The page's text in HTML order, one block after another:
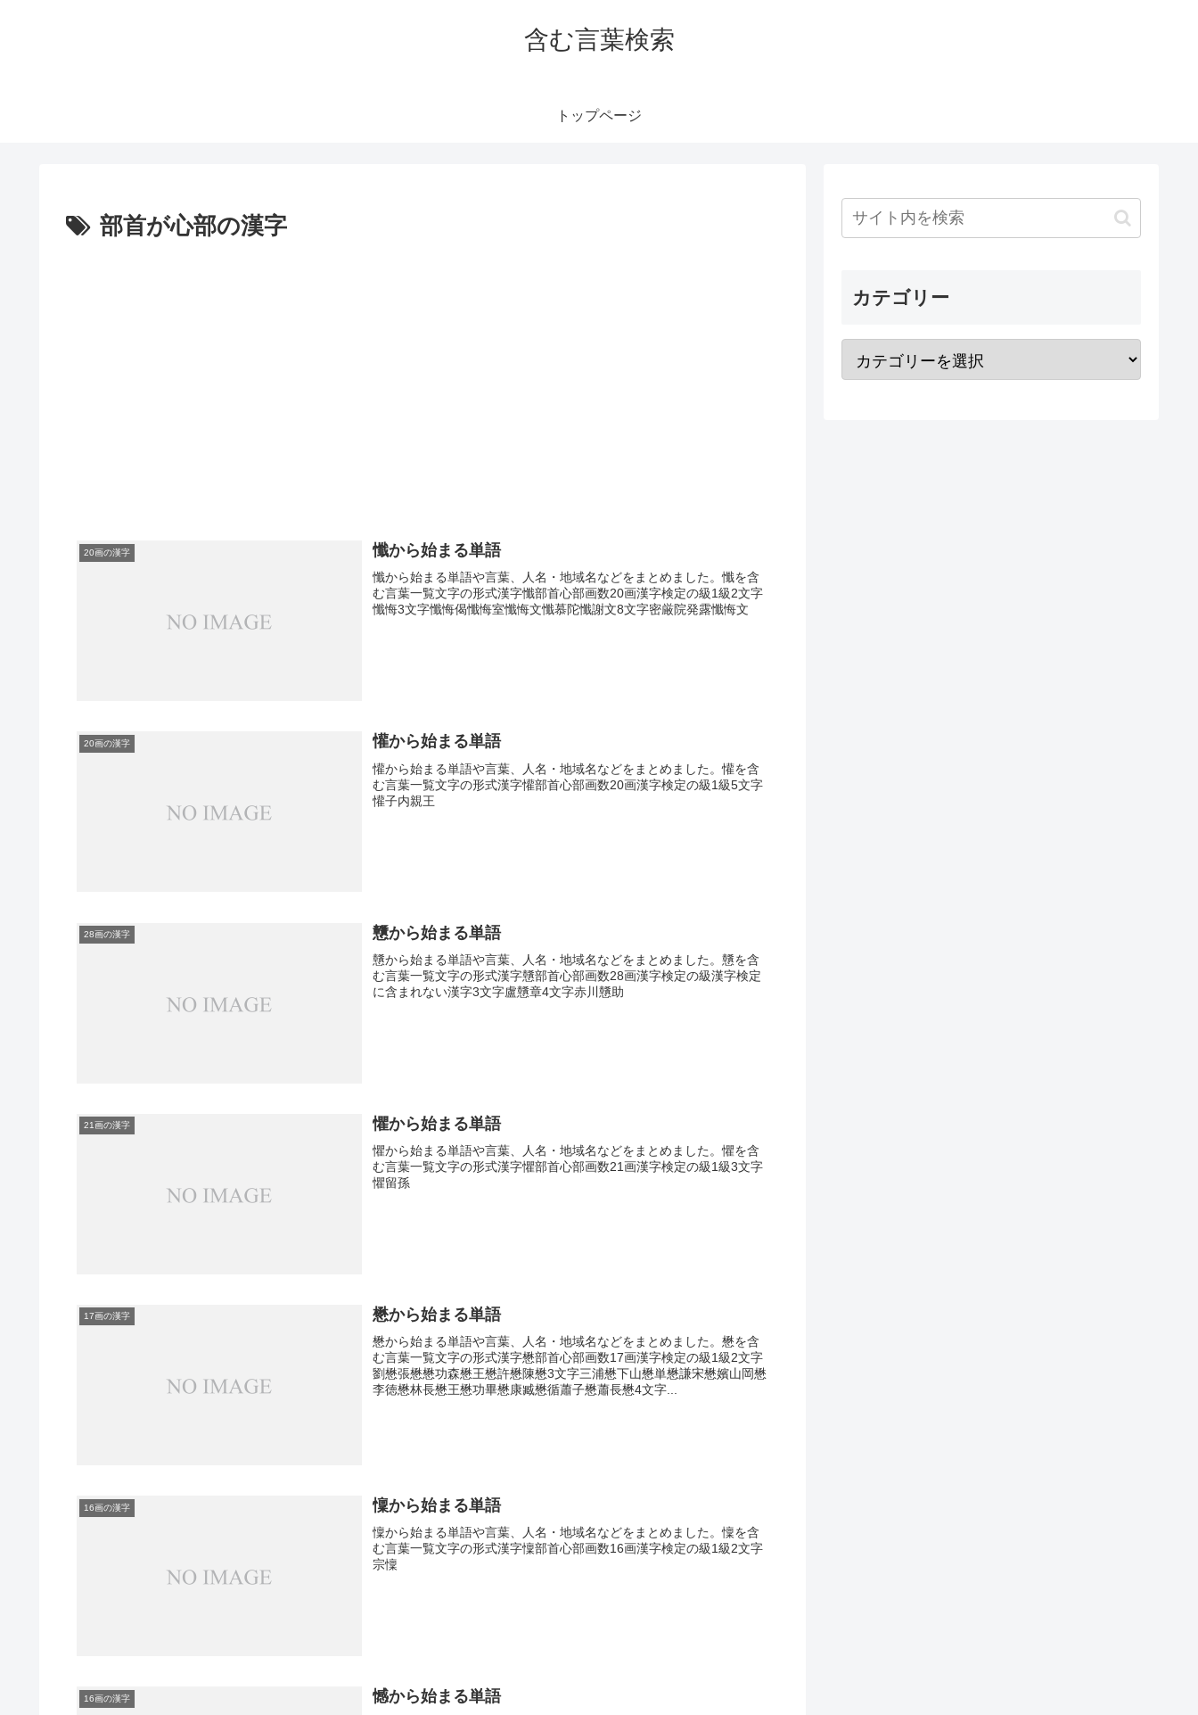
含む言葉検索
トップページ
部首が心部の漢字
20画の漢字 懺から始まる単語
懺から始まる単語や言葉、人名・地域名などをまとめました。懺を含
む言葉一覧文字の形式漢字懺部首心部画数20画漢字検定の級1級2文字
懺悔3文字懺悔偈懺悔室懺悔文懺慕陀懺謝文8文字密厳院発露懺悔文
20画の漢字 懽から始まる単語
懽から始まる単語や言葉、人名・地域名などをまとめました。懽を含
む言葉一覧文字の形式漢字懽部首心部画数20画漢字検定の級1級5文字
懽子内親王
28画の漢字 戇から始まる単語
戇から始まる単語や言葉、人名・地域名などをまとめました。戇を含
む言葉一覧文字の形式漢字戇部首心部画数28画漢字検定の級漢字検定
に含まれない漢字3文字盧戇章4文字赤川戇助
21画の漢字 懼から始まる単語
懼から始まる単語や言葉、人名・地域名などをまとめました。懼を含
む言葉一覧文字の形式漢字懼部首心部画数21画漢字検定の級1級3文字
懼留孫
17画の漢字 懋から始まる単語
懋から始まる単語や言葉、人名・地域名などをまとめました。懋を含
む言葉一覧文字の形式漢字懋部首心部画数17画漢字検定の級1級2文字
劉懋張懋懋功森懋王懋許懋陳懋3文字三浦懋下山懋単懋謙宋懋嬪山岡懋
李徳懋林長懋王懋功畢懋康臧懋循蕭子懋蕭長懋4文字...
16画の漢字 懍から始まる単語
懍から始まる単語や言葉、人名・地域名などをまとめました。懍を含
む言葉一覧文字の形式漢字懍部首心部画数16画漢字検定の級1級2文字
宗懍
16画の漢字 憾から始まる単語
カテゴリー